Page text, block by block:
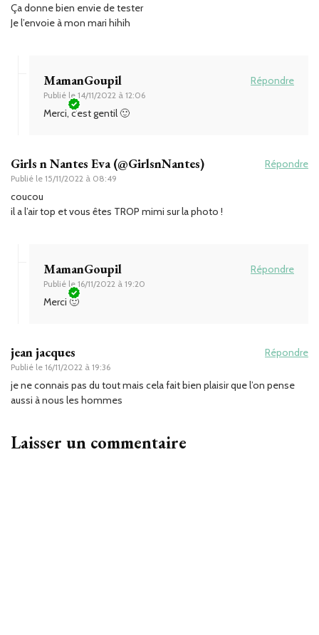
Ça donne bien envie de tester
Je l’envoie à mon mari hihih
MamanGoupil
Publié le 14/11/2022 à 12:06
Répondre
Merci, c’est gentil 🙂
Girls n Nantes Eva (@GirlsnNantes)
Publié le 15/11/2022 à 08:49
Répondre
coucou
il a l’air top et vous êtes TROP mimi sur la photo !
MamanGoupil
Publié le 16/11/2022 à 19:20
Répondre
Merci 🙂
jean jacques
Publié le 16/11/2022 à 19:36
Répondre
je ne connais pas du tout mais cela fait bien plaisir que l’on pense
aussi à nous les hommes
Laisser un commentaire